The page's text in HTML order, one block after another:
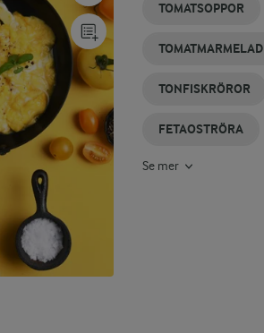
TOMATSOPPOR
TOMATMARMELAD
TONFISKRÖROR
FETAOSTRÖRA
TOMATSÅS
TOMATSALSA
TOMATCHUTNEY
TOMATSALLAD
INLAGD
TOMAT
AUBERGINERÖROR
Se mer